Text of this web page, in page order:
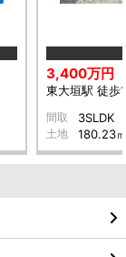
3,400万円
東大垣駅 徒歩
間取 3SLDK
土地 180.23